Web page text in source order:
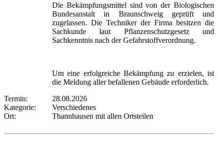
Die Bekämpfungsmittel sind von der Biologischen
Bundesanstalt in Braunschweig geprüft und
zugelassen. Die Techniker der Firma besitzen die
Sachkunde laut Pflanzenschutzgesetz und
Sachkenntnis nach der Gefahrstoffverordnung.
Um eine erfolgreiche Bekämpfung zu erzielen, ist
die Meldung aller befallenen Gebäude erforderlich.
Termin:
28.08.2026
Kategorie:
Verschiedenes
Ort:
Thannhausen mit allen Ortsteilen